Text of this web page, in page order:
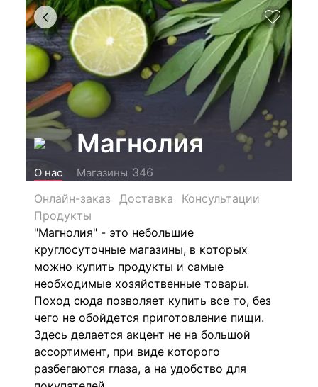
Магнолия
О нас Магазины 346
Онлайн-заказ
Доставка
Консультации
Продукты
"Магнолия" - это небольшие
круглосуточные магазины, в которых
можно купить продукты и самые
необходимые хозяйственные товары.
Поход сюда позволяет купить все то, без
чего не обойдется приготовление пищи.
Здесь делается акцент не на большой
ассортимент, при виде которого
разбегаются глаза, а на удобство для